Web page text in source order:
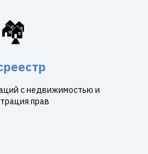
🏘️
с недвижимостью и
прав